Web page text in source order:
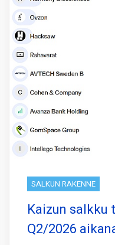
SALKUN RAKENNE
Kaizun
Q2/2026